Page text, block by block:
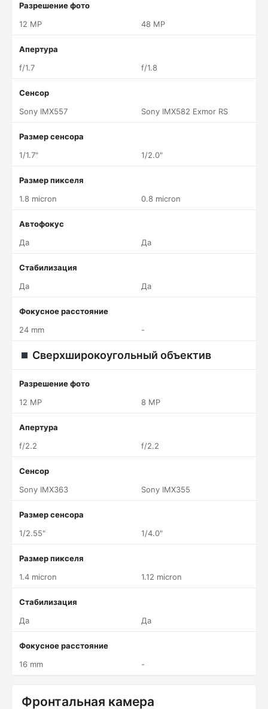
Разрешение фото
12 MP
48 MP
Апертура
f/1.7
f/1.8
Сенсор
Sony IMX557
Sony IMX582 Exmor RS
Размер сенсора
1/1.7"
1/2.0"
Размер пикселя
1.8 micron
0.8 micron
Автофокус
Да
Да
Стабилизация
Да
Да
Фокусное расстояние
24 mm
-
Сверхширокоугольный объектив
Разрешение фото
12 MP
8 MP
Апертура
f/2.2
f/2.2
Сенсор
Sony IMX363
Sony IMX355
Размер сенсора
1/2.55"
1/4.0"
Размер пикселя
1.4 micron
1.12 micron
Стабилизация
Да
Да
Фокусное расстояние
16 mm
-
Фронтальная камера